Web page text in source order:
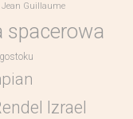
Jean Guillaume
spacerowa
Izrael